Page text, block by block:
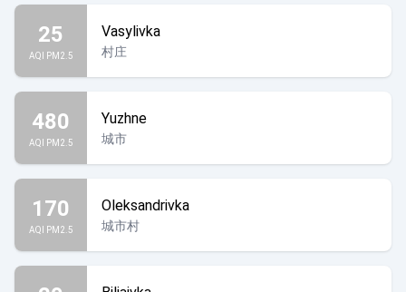
25
AQI PM2.5
Vasylivka
村庄
480
AQI PM2.5
Yuzhne
城市
170
AQI PM2.5
Oleksandrivka
城市村